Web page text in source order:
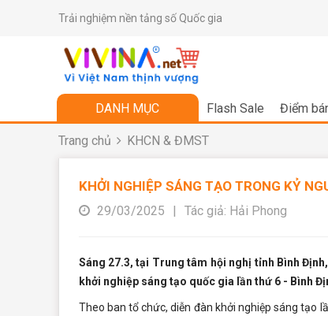
Trải nghiệm nền tảng số Quốc gia
DANH MỤC Flash Sale Điểm
Trang chủ KHCN & ĐMST
KHỞI NGHIỆP SÁNG TẠO TRONG KỶ
29/03/2025 | Tác giả: Hải Phong
Sáng 27.3, tại Trung tâm hội nghị tỉnh Bình
khởi nghiệp sáng tạo quốc gia lần thứ 6 - Bình
Theo ban tổ chức, diễn đàn khởi nghiệp sáng tạo